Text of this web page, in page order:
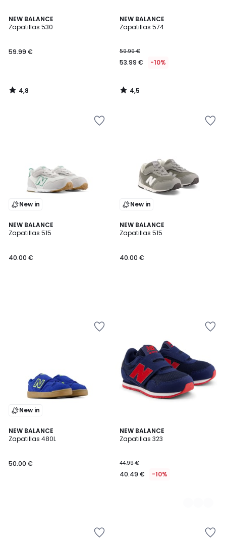
NEW BALANCE
Zapatillas 530
59.99 €
4,8
/ 5
4,8
/
NEW BALANCE
Zapatillas 574
59.99 €
53.99 € -10%
4,5
/ 5
4,5
/
New in
NEW BALANCE
Zapatillas 515
40.00 €
New in
NEW BALANCE
Zapatillas 515
40.00 €
New in
NEW BALANCE
Zapatillas 480L
50.00 €
NEW BALANCE
Zapatillas 323
44.99 €
40.49 € -10%
2
Colores